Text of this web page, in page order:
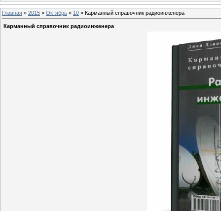
Главная » 2015 » Октябрь » 10 » Карманный справочник радиоинженера
Карманный справочник радиоинженера